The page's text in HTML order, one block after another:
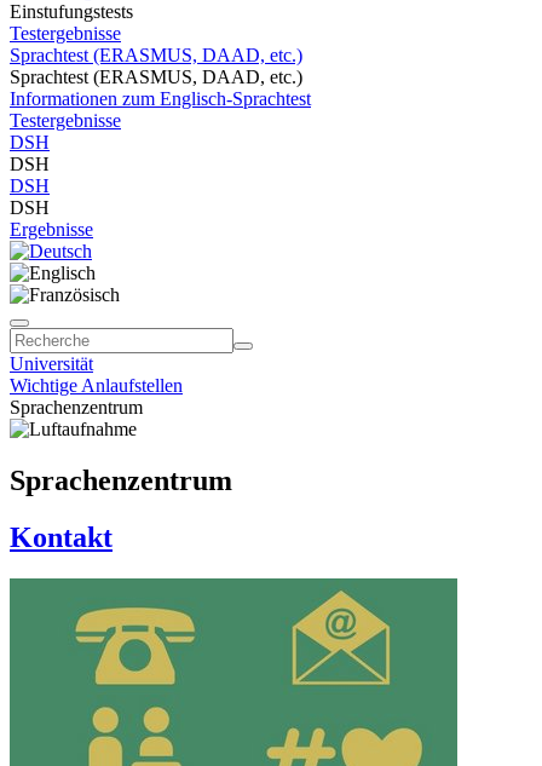
Einstufungstests
Testergebnisse
Sprachtest (ERASMUS, DAAD, etc.)
Sprachtest (ERASMUS, DAAD, etc.)
Informationen zum Englisch-Sprachtest
Testergebnisse
DSH
DSH
DSH
DSH
Ergebnisse
Universität
Wichtige Anlaufstellen
Sprachenzentrum
Sprachenzentrum
Kontakt